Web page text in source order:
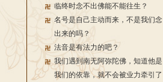
临终时念不出佛能不能往生？
名号是自己主动而来，不是我们念
出来的吗？
法音是有法力的吧？
我们遇到南无阿弥陀佛，知道他是
我们的依靠，就不会被业力牵引了